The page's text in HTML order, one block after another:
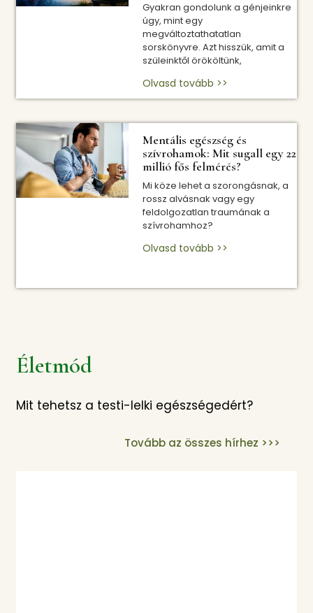
Gyakran gondolunk a génjeinkre
úgy, mint egy
megváltoztathatatlan
sorskönyvre. Azt hisszük, amit a
szüleinktől örököltünk,
Olvasd tovább >>
Mentális egészség és
szívrohamok: Mit sugall egy 22
millió fős felmérés?
Mi köze lehet a szorongásnak, a
rossz alvásnak vagy egy
feldolgozatlan traumának a
szívrohamhoz?
Olvasd tovább >>
Életmód
Mit tehetsz a testi-lelki egészségedért?
Tovább az összes hírhez >>>